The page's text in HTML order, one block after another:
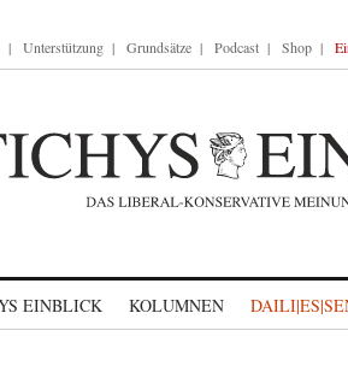
Unterstützung Grundsätze Podcast Shop
EINBLICK KOLUMNEN